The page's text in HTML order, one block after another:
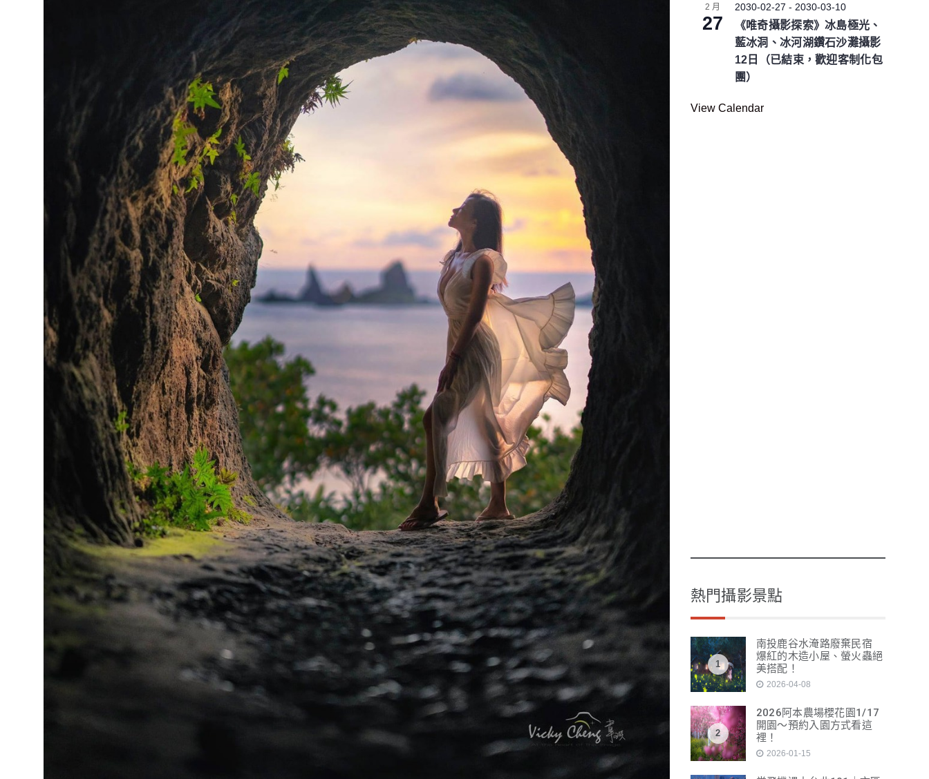
2 月
27
2030-02-27 - 2030-03-10
《唯奇攝影探索》冰島極光、
藍冰洞、冰河湖鑽石沙灘攝影
12日（已結束，歡迎客制化包
團）
View Calendar
熱門攝影景點
1
南投鹿谷水淹路廢棄民宿
爆紅的木造小屋、螢火蟲絕
美搭配！
2026-04-08
2
2026阿本農場櫻花園1/17
開園～預約入園方式看這
裡！
2026-01-15